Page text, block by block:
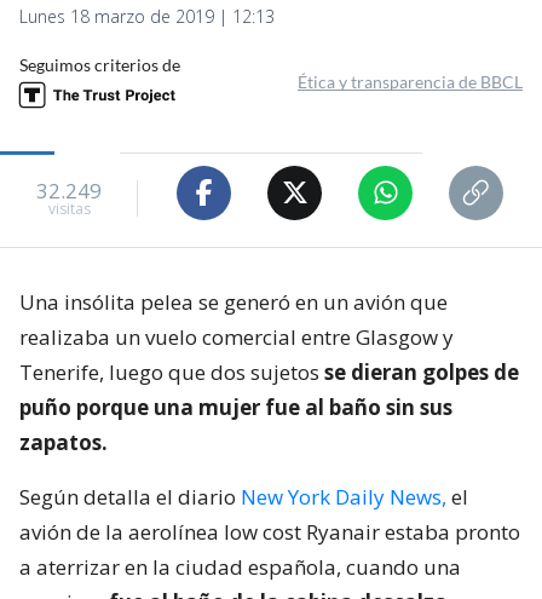
Lunes 18 marzo de 2019 | 12:13
Seguimos criterios de
Ética y transparencia de BBCL
32.249
visitas
Una insólita pelea se generó en un avión que
realizaba un vuelo comercial entre Glasgow y
Tenerife, luego que dos sujetos se dieran golpes de
puño porque una mujer fue al baño sin sus
zapatos.
Según detalla el diario New York Daily News, el
avión de la aerolínea low cost Ryanair estaba pronto
a aterrizar en la ciudad española, cuando una